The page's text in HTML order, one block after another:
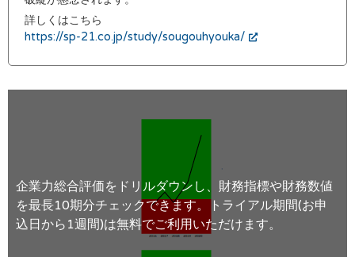
詳しくはこちら
https://sp-21.co.jp/study/sougouhyouka/
企業力総合評価をドリルダウンし、財務指標や財務数値
を最長10期分チェックできます。トライアル期間(お申
込日から1週間)は無料でご利用いただけます。